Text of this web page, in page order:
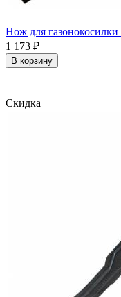
Нож для
1 173 ₽
В корзину
Скидка